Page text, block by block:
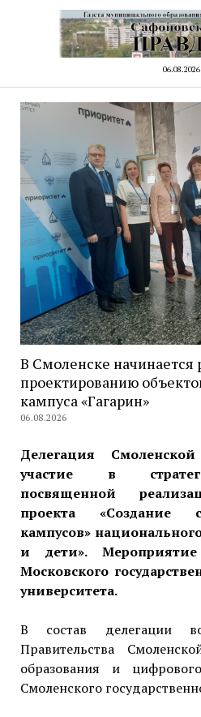
06.08.2026
В Смоленске начинается
проектированию
кампуса «Гагарин»
06.08.2026
Делегация
участие в
посвященной
проекта «Создание
кампусов»
и дети».
Московского
университета.
В состав делегации
Правительства
образования и
Смоленского